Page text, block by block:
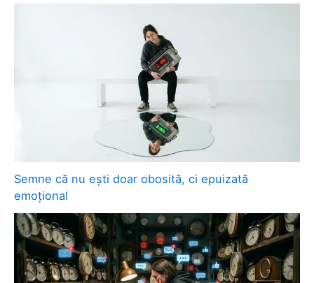
Semne că nu ești doar obosită, ci epuizată
emoțional